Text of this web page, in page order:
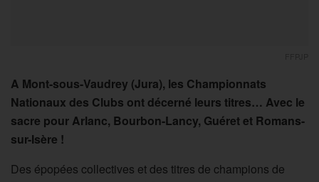
A Mont-sous-Vaudrey (Jura), les Championnats
Nationaux des Clubs ont décerné leurs titres… Avec le
sacre pour Arlanc, Bourbon-Lancy, Guéret et Romans-
sur-Isère !
Des épopées collectives et des titres de champions de